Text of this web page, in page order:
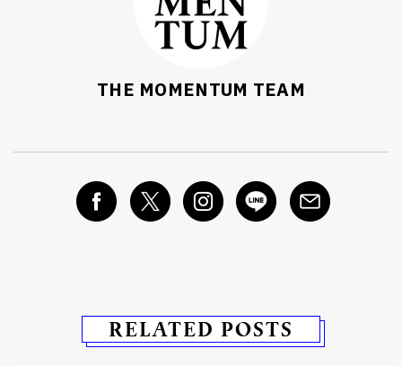
THE MOMENTUM TEAM
RELATED POSTS